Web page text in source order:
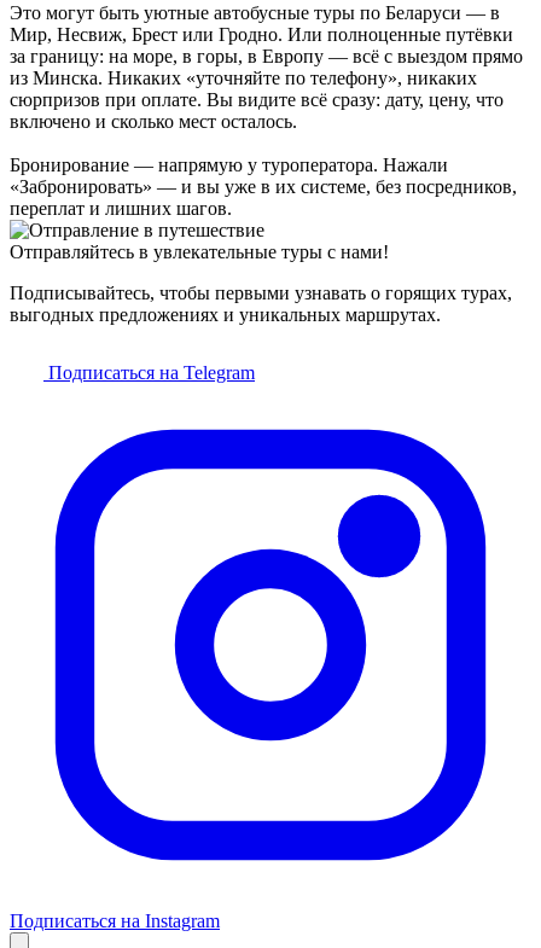
Это могут быть уютные автобусные туры по Беларуси — в
Мир, Несвиж, Брест или Гродно. Или полноценные путёвки
за границу: на море, в горы, в Европу — всё с выездом прямо
из Минска. Никаких «уточняйте по телефону», никаких
сюрпризов при оплате. Вы видите всё сразу: дату, цену, что
включено и сколько мест осталось.
Бронирование — напрямую у туроператора. Нажали
«Забронировать» — и вы уже в их системе, без посредников,
переплат и лишних шагов.
Отправляйтесь в увлекательные туры с нами!
Подписывайтесь, чтобы первыми узнавать о горящих турах,
выгодных предложениях и уникальных маршрутах.
Подписаться на Telegram
Подписаться на Instagram